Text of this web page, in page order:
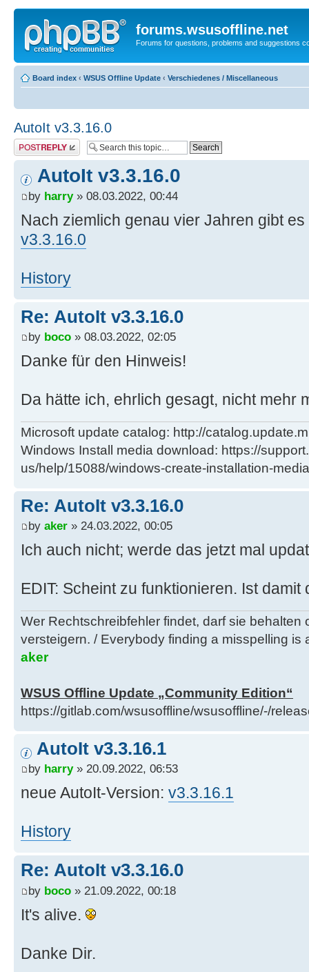
forums.wsusoffline.net
Forums for questions, problems and suggestions
Board index ‹ WSUS Offline Update ‹ Verschiedenes / Miscellaneous
AutoIt v3.3.16.0
Post a reply
AutoIt v3.3.16.0
by harry» 08.03.2022, 00:44
Nach ziemlich genau vier Jahren gibt
v3.3.16.0
History
Re: AutoIt v3.3.16.0
by boco » 08.03.2022, 02:05
Danke für den Hinweis!
Da hätte ich, ehrlich gesagt, nicht mehr
Microsoft update catalog: http://
Windows Install media download: https://
us/help/15088/windows-create-installation-media
Re: AutoIt v3.3.16.0
by aker » 24.03.2022, 00:05
Ich auch nicht; werde das jetzt mal
EDIT: Scheint zu funktionieren. Ist damit
Wer Rechtschreibfehler findet, darf sie behalten
versteigern. / Everybody finding a misspelling is
aker
WSUS Offline Update „Community Edition“
https://gitlab.com/wsusoffline/wsusoffline/-/
AutoIt v3.3.16.1
by harry» 20.09.2022, 06:53
neue AutoIt-Version: v3.3.16.1
History
Re: AutoIt v3.3.16.0
by boco » 21.09.2022, 00:18
It's alive.
Danke Dir.